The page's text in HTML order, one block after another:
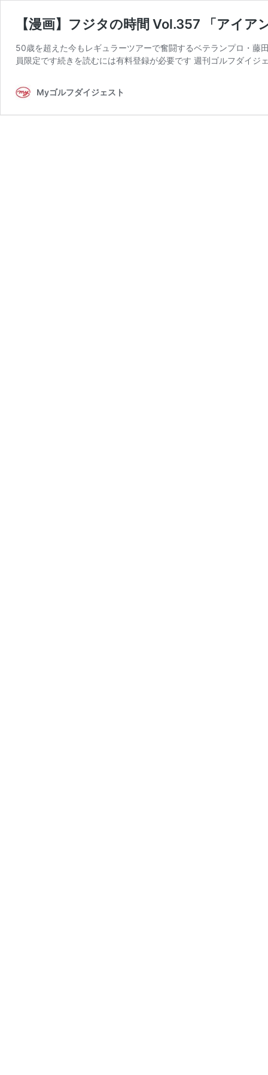
【漫画】フジタの時間 Vol.357 「アイ
50歳を超えた今もレギュラーツアーで奮闘するベテランプロ・藤
員限定です続きを読むには有料登録が必要です 週刊ゴルフダイ
Myゴルフダイジェスト